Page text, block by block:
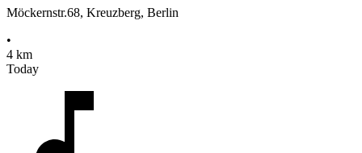
Möckernstr.68, Kreuzberg, Berlin
•
4 km
Today